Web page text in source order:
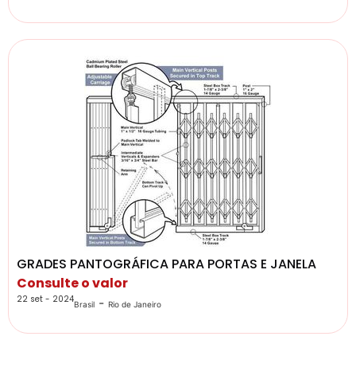
GRADES PANTOGRÁFICA PARA PORTAS E JANELA
Consulte o valor
22 set - 2024Brasil - Rio de Janeiro